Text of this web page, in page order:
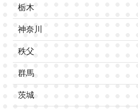
栃木
神奈川
秩父
群馬
茨城